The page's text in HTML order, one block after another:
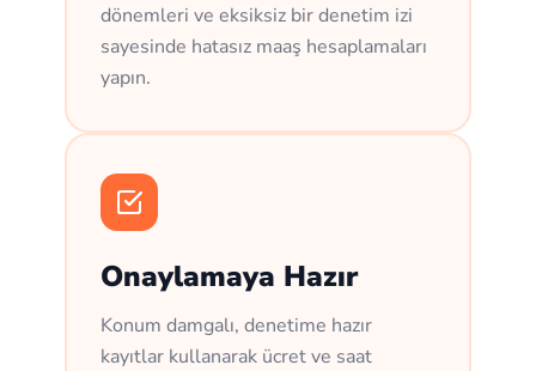
dönemleri ve eksiksiz bir denetim izi
sayesinde hatasız maaş hesaplamaları
yapın.
Onaylamaya Hazır
Konum damgalı, denetime hazır
kayıtlar kullanarak ücret ve saat